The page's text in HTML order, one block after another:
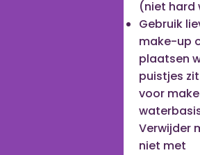
(niet hard
Gebruik
make-up
plaatsen
puistjes
voor
Verwijder
niet met